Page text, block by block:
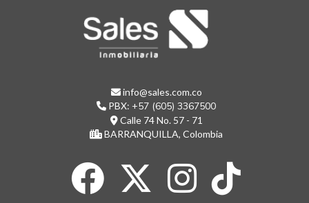
info@sales.com.co
PBX: +57 (605) 3367500
Calle 74 No. 57 - 71
BARRANQUILLA, Colombia